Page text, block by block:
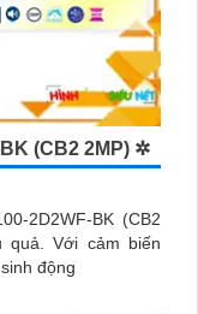
(CB2 2MP) ✲
2D2WF-BK (CB2
biến
động